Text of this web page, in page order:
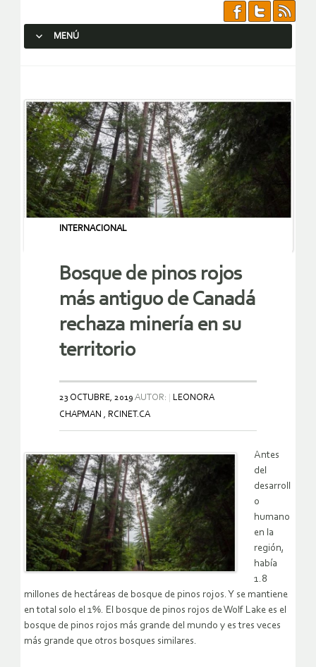
MENÚ
INTERNACIONAL
Bosque de pinos rojos
más antiguo de Canadá
rechaza minería en su
territorio
23 OCTUBRE, 2019 AUTOR:
LEONORA
CHAPMAN , RCINET.CA
Antes
del
desarroll
o
humano
en la
región,
había
1.8
millones de hectáreas de bosque de pinos rojos. Y se mantiene
en total solo el 1%. El bosque de pinos rojos de Wolf Lake es el
bosque de pinos rojos más grande del mundo y es tres veces
más grande que otros bosques similares.